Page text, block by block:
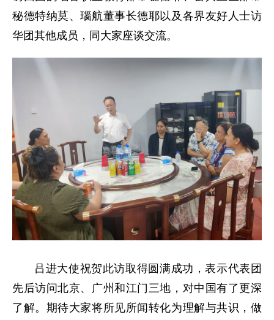
秘德特纳莫、瑙航董事长德耶以及各界友好人士访
华团其他成员，同大家座谈交流。
吕进大使祝贺此访取得圆满成功，表示代表团
先后访问北京、广州和江门三地，对中国有了更深
了解。期待大家将所见所闻转化为理解与共识，做